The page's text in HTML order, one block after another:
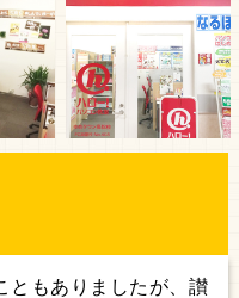
ともありましたが、讃